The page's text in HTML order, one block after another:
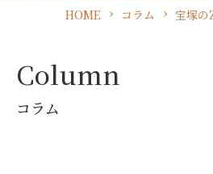
HOME コラム 宝塚の
Column
コラム